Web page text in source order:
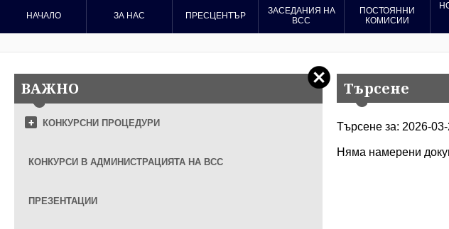
НАЧАЛО ЗА НАС ПРЕСЦЕНТЪР
ЗАСЕДАНИЯ НА
ВСС
ПОСТОЯННИ
КОМИСИИ
ВАЖНО
КОНКУРСНИ ПРОЦЕДУРИ
КОНКУРСИ В АДМИНИСТРАЦИЯТА НА ВСС
ПРЕЗЕНТАЦИИ
Търсене
Търсене за: 2026-
Няма намерени